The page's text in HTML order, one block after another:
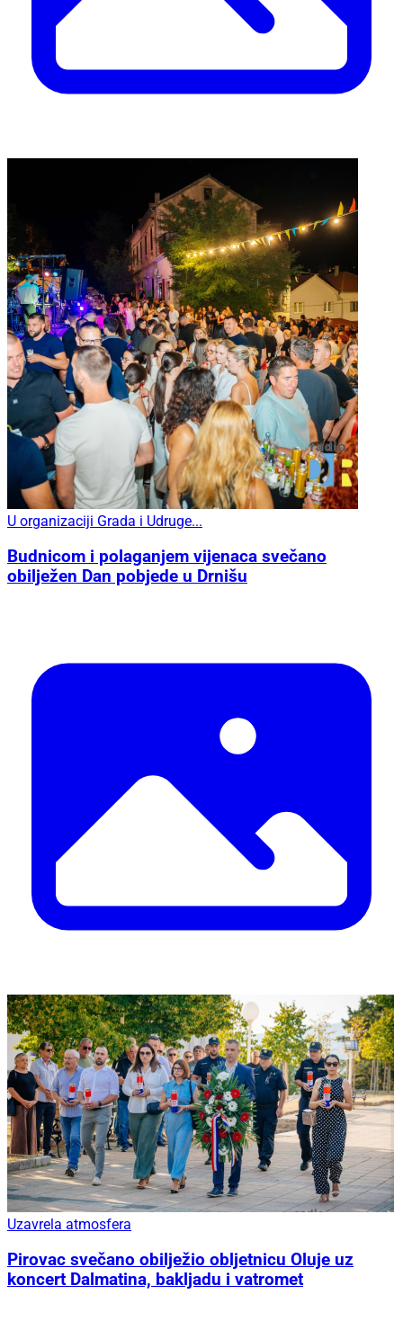
U organizaciji Grada i Udruge...
Budnicom i polaganjem vijenaca svečano
obilježen Dan pobjede u Drnišu
Uzavrela atmosfera
Pirovac svečano obilježio obljetnicu Oluje uz
koncert Dalmatina, bakljadu i vatromet